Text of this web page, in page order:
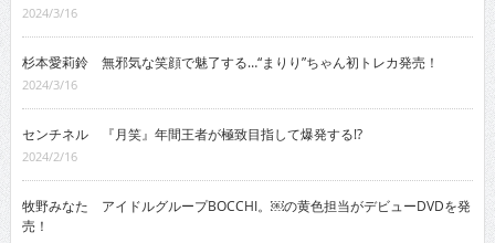
2024/3/16
杉本愛莉鈴 無邪気な笑顔で魅了する…“まりり”ちゃん初トレカ発売！
2024/3/16
センチネル 『月笑』年間王者が極致目指して爆発する!?
2024/2/16
牧野みなた アイドルグループBOCCHI。￼の黄色担当がデビューDVDを発
売！